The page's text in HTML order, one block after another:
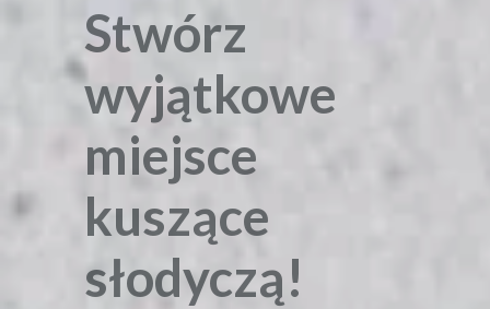
Stwórz
wyjątkowe
miejsce
kuszące
słodyczą!